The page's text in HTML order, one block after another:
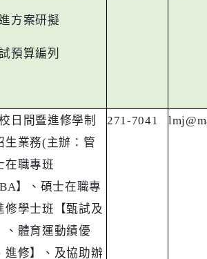
方案研擬
預算編列
日間暨進修學制
生業務(主辦：管
在職專班
】、碩士在職專
修學士班【甄試及
、體育運動績優
進修】、及協助辦
271-7041